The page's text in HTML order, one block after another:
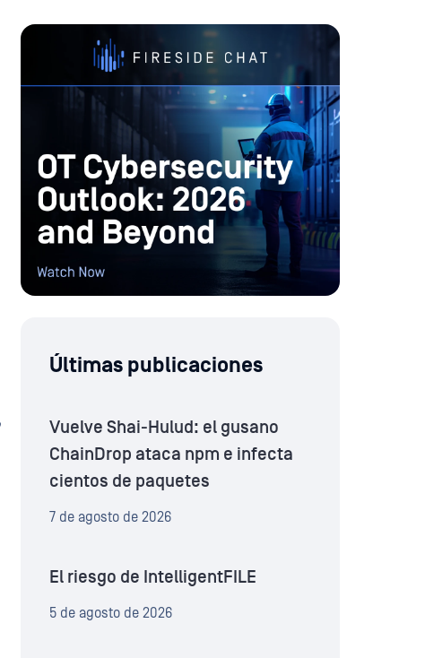
Últimas publicaciones
Vuelve Shai-Hulud: el gusano
ChainDrop ataca npm e infecta
cientos de paquetes
7 de agosto de 2026
El riesgo de IntelligentFILE
5 de agosto de 2026